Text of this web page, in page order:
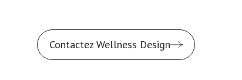
Contactez Wellness Design